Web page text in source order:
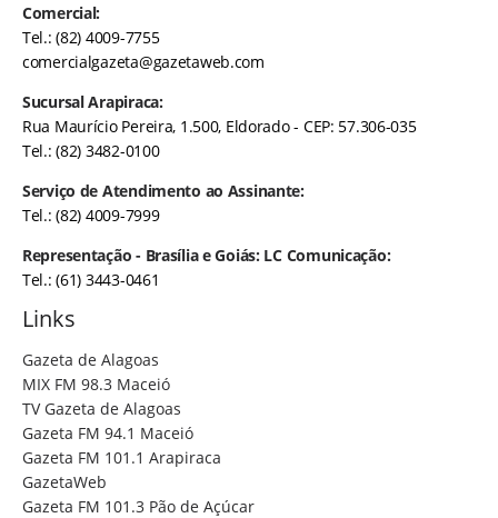
Comercial:
Tel.: (82) 4009-7755
comercialgazeta@gazetaweb.com
Sucursal Arapiraca:
Rua Maurício Pereira, 1.500, Eldorado - CEP: 57.306-035
Tel.: (82) 3482-0100
Serviço de Atendimento ao Assinante:
Tel.: (82) 4009-7999
Representação - Brasília e Goiás: LC Comunicação:
Tel.: (61) 3443-0461
Links
Gazeta de Alagoas
MIX FM 98.3 Maceió
TV Gazeta de Alagoas
Gazeta FM 94.1 Maceió
Gazeta FM 101.1 Arapiraca
GazetaWeb
Gazeta FM 101.3 Pão de Açúcar